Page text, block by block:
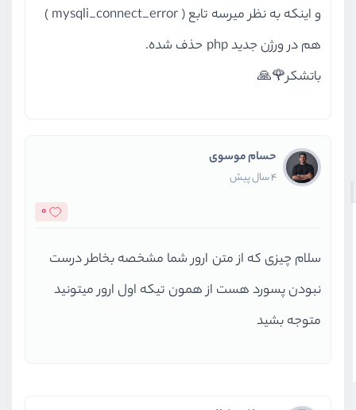
و اینکه به نظر میرسه تابع ( mysqli_connect_error )
هم در ورژن جدید php حذف شده.
باتشکر🌹🙏
حسام موسوی
4 سال پیش
0
سلام چیزی که از متن ارور شما مشخصه بخاطر درست
نبودن پسورد هست از همون تیکه اول ارور میتونید
متوجه بشید